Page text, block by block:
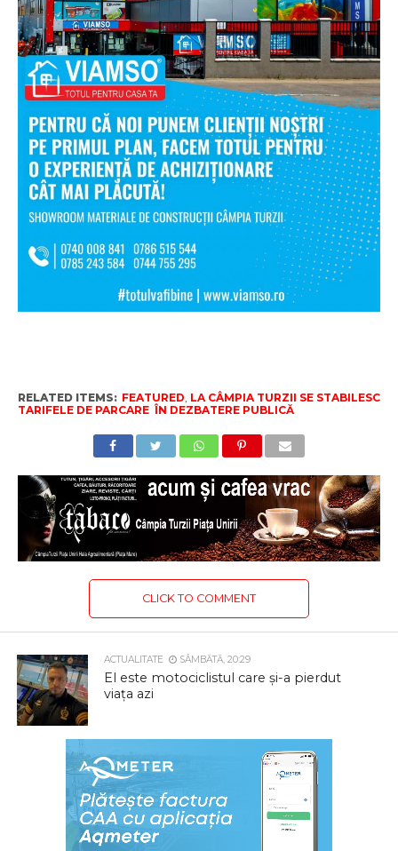
RELATED ITEMS: FEATURED LA CÂMPIA TURZII SE STABILESC
TARIFELE DE PARCARE ÎN DEZBATERE PUBLICĂ
CLICK TO COMMENT
ACTUALITATE SÂMBĂTĂ, 20:29
El este motociclistul care și-a pierdut
viața azi